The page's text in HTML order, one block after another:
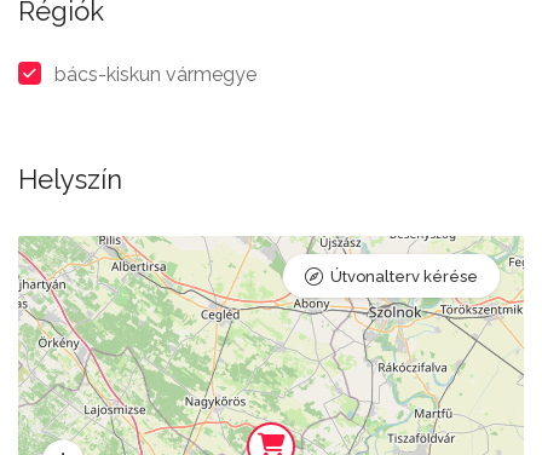
Régiók
bács-kiskun vármegye
Helyszín
Útvonalterv kérése